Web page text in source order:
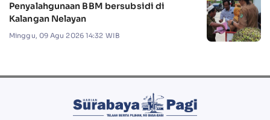
Penyalahgunaan BBM bersubsidi di
Kalangan Nelayan
Minggu, 09 Agu 2026 14:32 WIB